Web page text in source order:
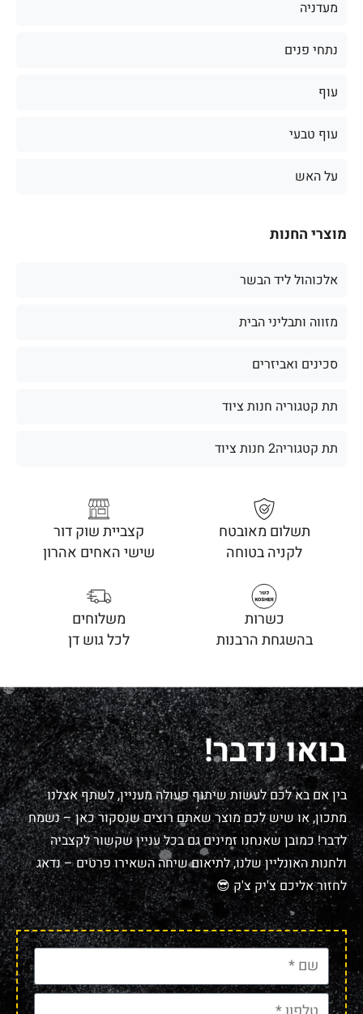
מעדניה
נתחי פנים
עוף
עוף טבעי
על האש
מוצרי החנות
אלכוהול ליד הבשר
מזווה ותבליני הבית
סכינים ואביזרים
תת קטגוריה חנות ציוד
תת קטגוריה2 חנות ציוד
תשלום מאובטח
לקניה בטוחה
קצביית שוק דור
שישי האחים אהרון
כשרות
בהשגחת הרבנות
משלוחים
לכל גוש דן
בואו נדבר!
בין אם בא לכם לעשות שיתוף פעולה מעניין, לשתף אצלנו
מתכון, או שיש לכם מוצר שאתם רוצים שנסקור כאן – נשמח
לדבר! כמובן שאנחנו זמינים גם בכל עניין שקשור לקצביה
ולחנות האונליין שלנו, לתיאום שיחה השאירו פרטים – נדאג
לחזור אליכם צ'יק צ'ק 😎